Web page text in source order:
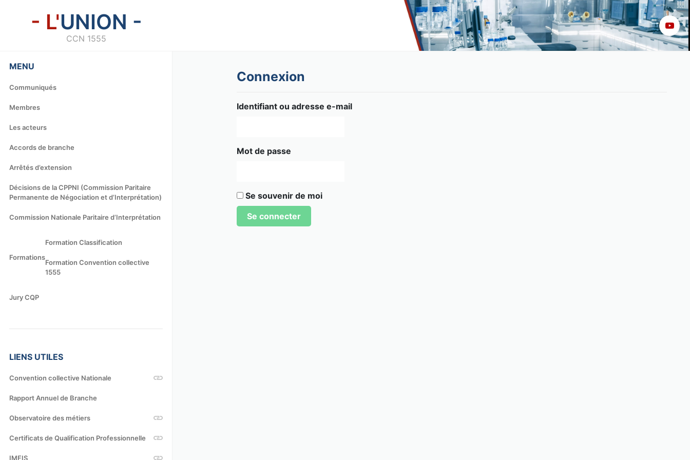
- L'UNION -
CCN 1555
MENU
Communiqués
Membres
Les acteurs
Accords de branche
Arrêtés d’extension
Décisions de la CPPNI (Commission Paritaire
Permanente de Négociation et d’Interprétation)
Commission Nationale Paritaire d’Interprétation
Formations
Formation Classification
Formation Convention collective
1555
Jury CQP
LIENS UTILES
Convention collective Nationale
Rapport Annuel de Branche
Observatoire des métiers
Certificats de Qualification Professionnelle
IMFIS
Connexion
Identifiant ou adresse e-mail
Mot de passe
Se souvenir de moi